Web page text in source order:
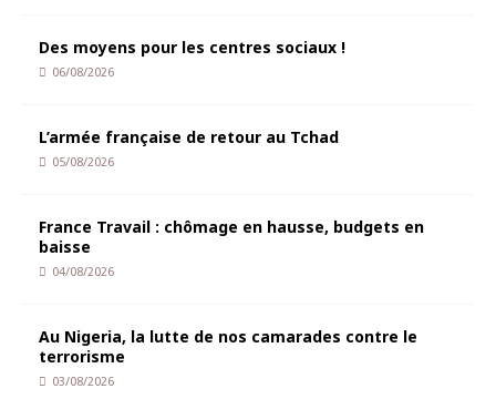
Des moyens pour les centres sociaux !
06/08/2026
L’armée française de retour au Tchad
05/08/2026
France Travail : chômage en hausse, budgets en
baisse
04/08/2026
Au Nigeria, la lutte de nos camarades contre le
terrorisme
03/08/2026